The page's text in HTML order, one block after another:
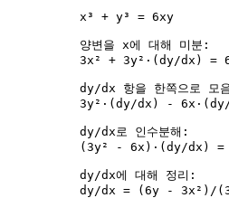
x³ + y³ = 6xy
양변을 x에 대해 미분:
3x² + 3y²·(dy/dx) =
dy/dx 항을 한쪽으로 모
3y²·(dy/dx) -
dy/dx로 인수분해:
(3y² - 6x)·(dy/dx) =
dy/dx에 대해 정리:
dy/dx = (6y - 3x²)/